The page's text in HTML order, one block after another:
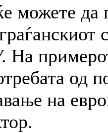
можете да
На
од
на